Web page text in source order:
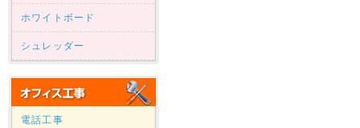
ホワイトボード
シュレッダー
電話工事